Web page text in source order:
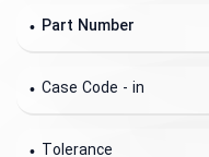
Part Number
Case Code - in
Tolerance